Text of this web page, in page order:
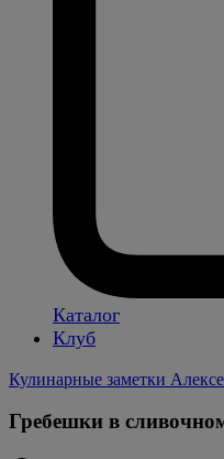
Каталог
Клуб
Кулинарные заметки
Гребешки в